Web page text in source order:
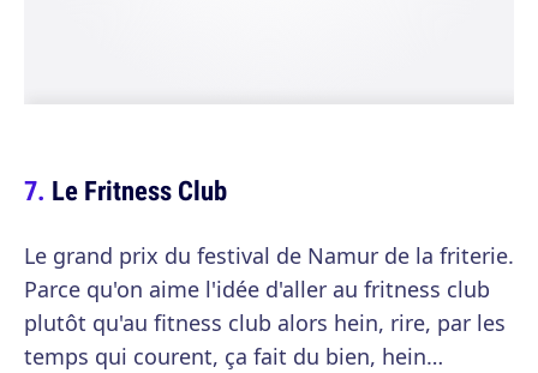
Le Fritness Club
Le grand prix du festival de Namur de la friterie.
Parce qu'on aime l'idée d'aller au fritness club
plutôt qu'au fitness club alors hein, rire, par les
temps qui courent, ça fait du bien, hein…